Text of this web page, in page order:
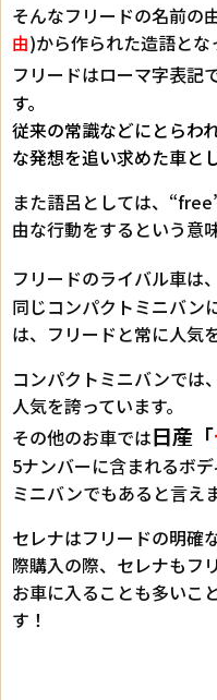
そんなフリードの名前の
由)から作られた造語とな
フリードはローマ字表記
す。
従来の常識などにとらわ
な発想を追い求めた車と
また語呂としては、
由な行動をするという意
フリードのライバル車は、
同じコンパクトミニバン
は、フリードと常に人気
コンパクトミニバンでは
人気を誇っています。
その他のお車では日産「
5ナンバーに含まれるボ
ミニバンでもあると言え
セレナはフリードの明確
際購入の際、セレナもフ
お車に入ることも多いこ
す！